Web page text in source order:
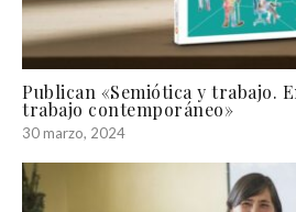
Publican «Semiótica y trabajo.
trabajo contemporáneo»
30 marzo, 2024